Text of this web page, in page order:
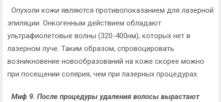
Опухоли кожи являются противопоказанием для лазерной
эпиляции. Онкогенным действием обладают
ультрафиолетовые волны (320-400нм), которых нет в
лазерном луче. Таким образом, спровоцировать
возникновение новообразований на коже скорее можно
при посещении солярия, чем при лазерных процедурах.
Миф 9. После процедуры удаления волосы вырастают